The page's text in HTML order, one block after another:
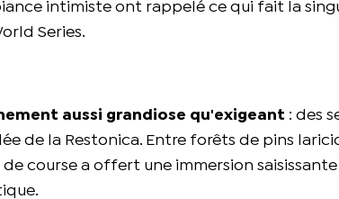
intimiste ont rappelé ce qui fait la
Series.
aussi grandiose qu'exigeant : des
de la Restonica. Entre forêts de pins
course a offert une immersion saisissante